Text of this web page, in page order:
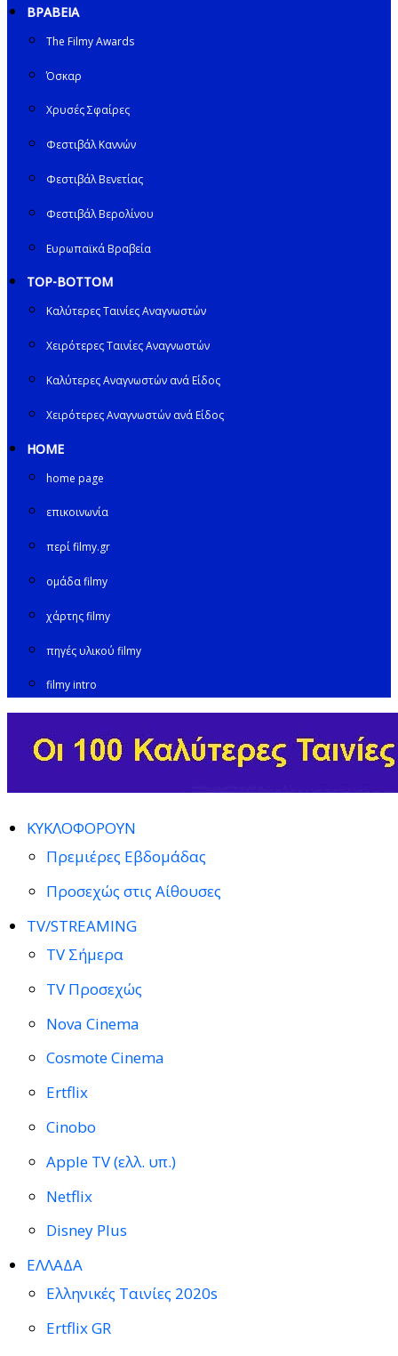
ΒΡΑΒΕΙΑ
The Filmy Awards
Όσκαρ
Χρυσές Σφαίρες
Φεστιβάλ Καννών
Φεστιβάλ Βενετίας
Φεστιβάλ Βερολίνου
Ευρωπαϊκά Βραβεία
TOP-BOTTOM
Καλύτερες Ταινίες Αναγνωστών
Χειρότερες Ταινίες Αναγνωστών
Καλύτερες Αναγνωστών ανά Είδος
Χειρότερες Αναγνωστών ανά Είδος
HOME
home page
επικοινωνία
περί filmy.gr
ομάδα filmy
χάρτης filmy
πηγές υλικού filmy
filmy intro
ΚΥΚΛΟΦΟΡΟΥΝ
Πρεμιέρες Εβδομάδας
Προσεχώς στις Αίθουσες
TV/STREAMING
TV Σήμερα
TV Προσεχώς
Nova Cinema
Cosmote Cinema
Ertflix
Cinobo
Apple TV (ελλ. υπ.)
Netflix
Disney Plus
ΕΛΛΑΔΑ
Ελληνικές Ταινίες 2020s
Ertflix GR